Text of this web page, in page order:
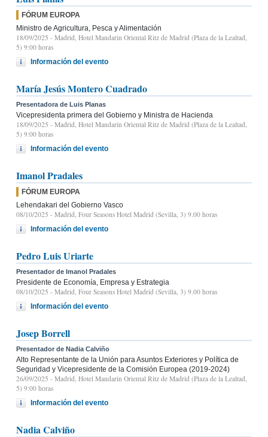
FÓRUM EUROPA
Ministro de Agricultura, Pesca y Alimentación
18/09/2025 - Madrid, Hotel Mandarin Oriental Ritz de Madrid (Plaza de la Lealtad,
5) 9:00 horas
Información del evento
María Jesús Montero Cuadrado
Presentadora de Luis Planas
Vicepresidenta primera del Gobierno y Ministra de Hacienda
18/09/2025 - Madrid, Hotel Mandarin Oriental Ritz de Madrid (Plaza de la Lealtad,
5) 9:00 horas
Información del evento
Imanol Pradales
FÓRUM EUROPA
Lehendakari del Gobierno Vasco
08/10/2025 - Madrid, Four Seasons Hotel Madrid (Sevilla, 3) 9.00 horas
Información del evento
Pedro Luis Uriarte
Presentador de Imanol Pradales
Presidente de Economía, Empresa y Estrategia
08/10/2025 - Madrid, Four Seasons Hotel Madrid (Sevilla, 3) 9.00 horas
Información del evento
Josep Borrell
Presentador de Nadia Calviño
Alto Representante de la Unión para Asuntos Exteriores y Política de
Seguridad y Vicepresidente de la Comisión Europea (2019-2024)
26/09/2025 - Madrid, Hotel Mandarin Oriental Ritz de Madrid (Plaza de la Lealtad,
5) 9:00 horas
Información del evento
Nadia Calviño